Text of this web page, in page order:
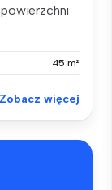
45 m²
Zobacz więcej